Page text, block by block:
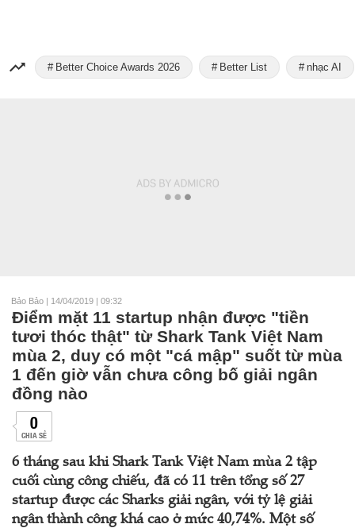
Better Choice Awards 2026 Better List nhạc AI
Bảo Bảo | 14/04/2019 | 09:32
Điểm mặt 11 startup nhận được "tiền
tươi thóc thật" từ Shark Tank Việt Nam
mùa 2, duy có một "cá mập" suốt từ mùa
1 đến giờ vẫn chưa công bố giải ngân
đồng nào
0
CHIA SẺ
6 tháng sau khi Shark Tank Việt Nam mùa 2 tập
cuối cùng công chiếu, đã có 11 trên tổng số 27
startup được các Sharks giải ngân, với tỷ lệ giải
ngân thành công khá cao ở mức 40,74%. Một số